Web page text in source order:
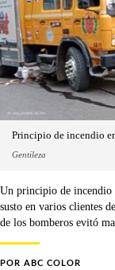
Principio de incendio
Gentileza
Un principio de incendio
susto en varios clientes
de los bomberos evitó
POR ABC COLOR